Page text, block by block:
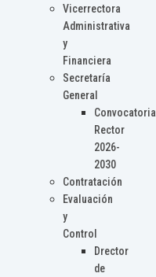
Vicerrectora
Administrativa
y
Financiera
Secretaría
General
Convocatoria
Rector
2026-
2030
Contratación
Evaluación
y
Control
Drector
de